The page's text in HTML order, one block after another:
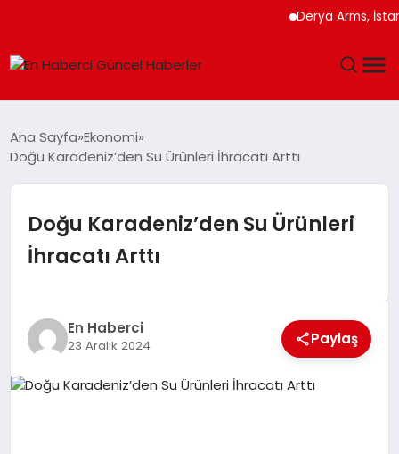
Derya Arms,
SPOR
SAĞLIK
TEKNOLOJI
DÜNYA
Ana Sayfa Ekonomi
Doğu Karadeniz’den Su Ürünleri İhracatı Arttı
Doğu Karadeniz’den Su Ürünleri
İhracatı Arttı
En Haberci
23 Aralık 2024 Paylaş